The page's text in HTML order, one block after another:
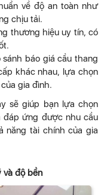
về độ an toàn như
chịu tải.
thương hiệu uy tín, có
sánh báo giá cầu thang
khác nhau, lựa chọn
gia đình.
sẽ giúp bạn lựa chọn
đáp ứng được nhu cầu
năng tài chính của gia
và độ bền